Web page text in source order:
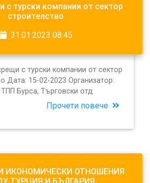
с турски компании от сектор
строителство
31.01.2023 08:45
с турски компании от сектор
Дата: 15-02-2023 Организатор:
Бурса, Търговски отд
Прочети повече
ИКОНОМИЧЕСКИ ОТНОШЕНИЯ
ТУРЦИЯ И БЪЛГАРИЯ